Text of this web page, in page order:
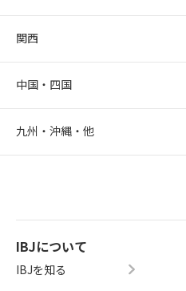
関西
中国・四国
九州・沖縄・他
IBJについて
IBJを知る